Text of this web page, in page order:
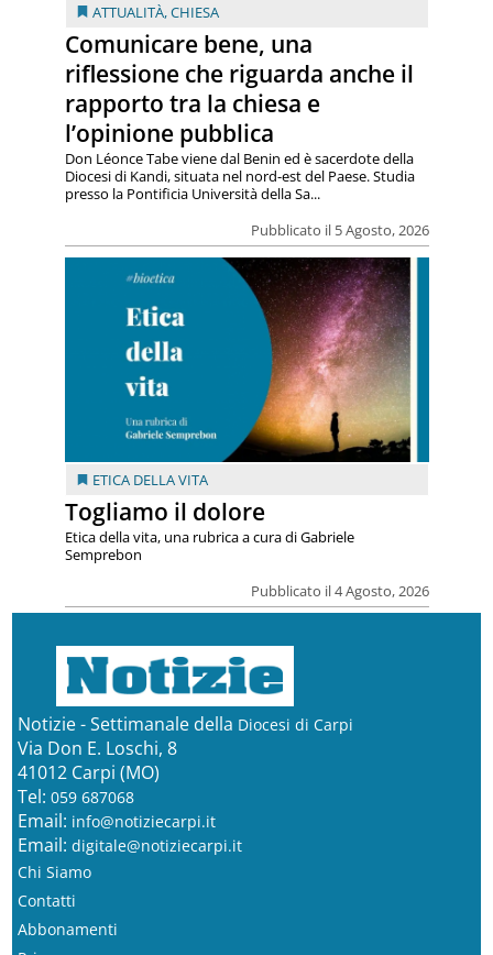
ATTUALITÀ,CHIESA
Comunicare bene, una
riflessione che riguarda anche il
rapporto tra la chiesa e
l’opinione pubblica
Pubblicato il 5 Agosto, 2026
Don Léonce Tabe viene dal Benin ed è sacerdote della
Diocesi di Kandi, situata nel nord-est del Paese. Studia
presso la Pontificia Università della Sa...
ETICA DELLA VITA
Togliamo il dolore
Pubblicato il 4 Agosto, 2026
Etica della vita, una rubrica a cura di Gabriele
Semprebon
Notizie - Settimanale della Diocesi di Carpi
Via Don E. Loschi, 8
41012 Carpi (MO)
Tel: 059 687068
Email: info@notiziecarpi.it
Email: digitale@notiziecarpi.it
Chi Siamo
Contatti
Abbonamenti